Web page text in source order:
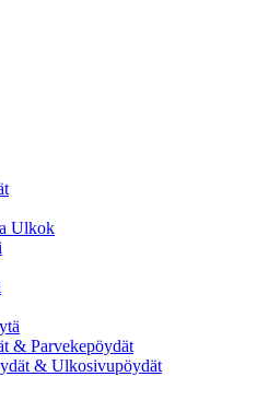
Ulkok
& Parvekepöydät
& Ulkosivupöydät